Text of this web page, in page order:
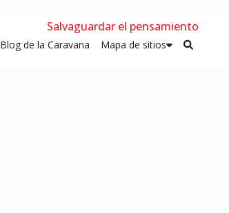
Salvaguardar el pensamiento
Blog de la Caravana Mapa de sitios